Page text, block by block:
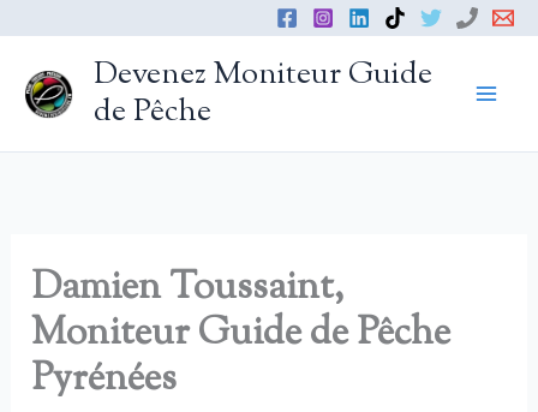
contenu
Devenez Moniteur Guide
de Pêche
Damien Toussaint,
Moniteur Guide de Pêche
Pyrénées